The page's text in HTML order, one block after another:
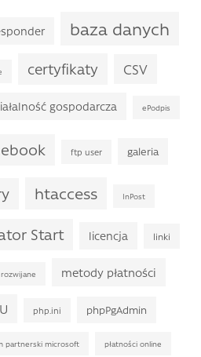
baza danych
certyfikaty CSV
gospodarcza ePodpis
ftp user galeria
htaccess InPost
Start licencja linki
metody płatności
php.ini phpPgAdmin
partnerski microsoft płatności online